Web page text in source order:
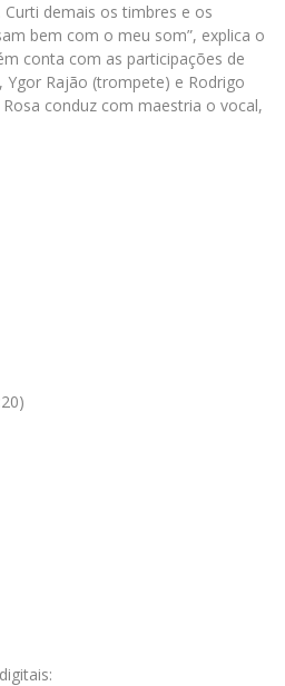
demais os timbres e os
bem com o meu som”, explica o
conta com as participações de
Ygor Rajão (trompete) e Rodrigo
conduz com maestria o vocal,